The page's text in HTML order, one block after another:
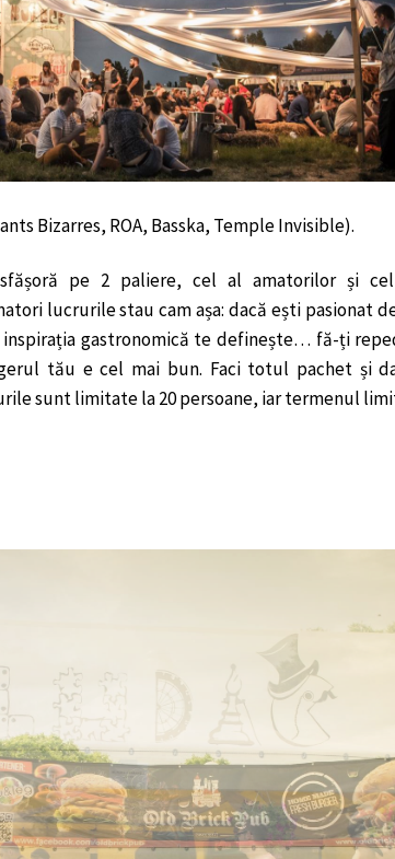
Bizarres, ROA, Basska, Temple Invisible).
pe 2 paliere, cel al amatorilor și
lucrurile stau cam așa: dacă ești pasionat
gastronomică te definește… fă-ți
tău e cel mai bun. Faci totul pachet și
sunt limitate la 20 persoane, iar termenul